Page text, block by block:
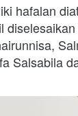
hafalan
Salsabila